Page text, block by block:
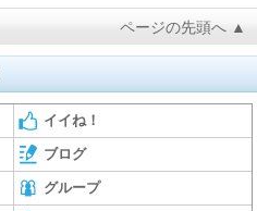
ページの先頭へ ▲
イイね！
ブログ
グループ